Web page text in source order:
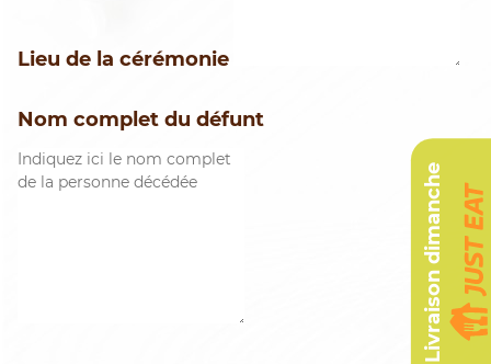
Lieu de la cérémonie
Nom complet du défunt
Livraison dimanche